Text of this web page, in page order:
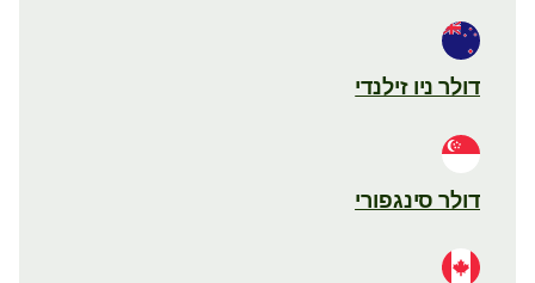
דולר ניו זילנדי
דולר סינגפורי